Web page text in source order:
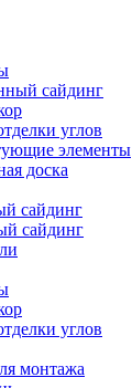
сайдинг
углов
элементы
доска
сайдинг
сайдинг
углов
монтажа